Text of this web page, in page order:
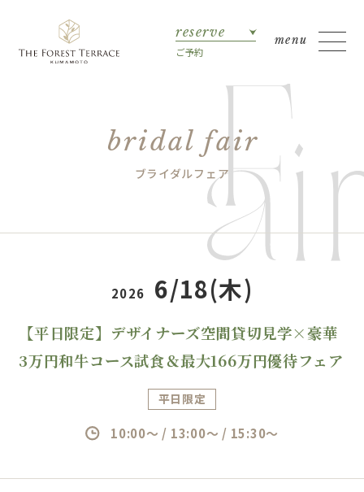
reserve
ご予約
bridal fair
ブライダルフェア
2026 6/18(木)
【平日限定】デザイナーズ空間貸切見学×豪華
3万円和牛コース試食＆最大166万円優待フェア
平日限定
10:00～ / 13:00～ / 15:30～